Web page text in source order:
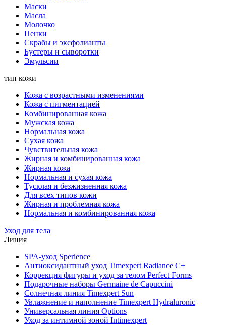
Маски
Масла
Молочко
Пенки
Скрабы и эксфолианты
Бустеры и сыворотки
Эмульсии
тип кожи
Кожа с возрастными изменениями
Кожа с пигментацией
Комбинированная кожа
Мужская кожа
Нормальная кожа
Сухая кожа
Чувствительная кожа
Жирная и комбинированная кожа
Жирная кожа
Нормальная и сухая кожа
Тусклая и безжизненная кожа
Для всех типов кожи
Жирная и проблемная кожа
Нормальная и комбинированная кожа
Уход для тела
Линия
SPA-уход Sperience
Антиоксидантный уход Timexpert Radiance C+
Коррекция фигуры и уход за телом Perfect Forms
Подарочные наборы Germaine de Capuccini
Солнечная линия Timexpert Sun
Увлажнение и наполнение Timexpert Hydraluronic
Универсальная линия Options
Уход за интимной зоной Intimexpert